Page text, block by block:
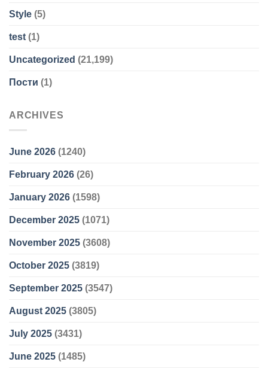
Style (5)
test (1)
Uncategorized (21,199)
Пости (1)
ARCHIVES
June 2026 (1240)
February 2026 (26)
January 2026 (1598)
December 2025 (1071)
November 2025 (3608)
October 2025 (3819)
September 2025 (3547)
August 2025 (3805)
July 2025 (3431)
June 2025 (1485)